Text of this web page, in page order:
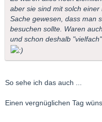
aber sie sind mit solch
Sache gewesen, dass man
besuchen sollte. Waren
und schon deshalb
So sehe ich das auch ...
Einen vergnüglichen Tag